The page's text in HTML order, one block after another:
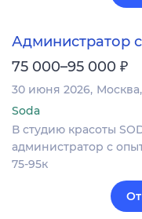
Администратор
75 000–95 000 ₽
30 июня 2026 Москва
Soda
В студию красоты
администратор с
75-95к